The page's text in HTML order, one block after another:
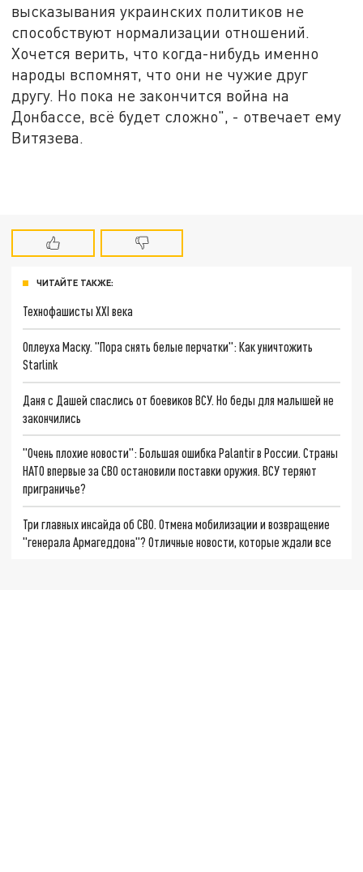
высказывания украинских политиков не
способствуют нормализации отношений.
Хочется верить, что когда-нибудь именно
народы вспомнят, что они не чужие друг
другу. Но пока не закончится война на
Донбассе, всё будет сложно", - отвечает ему
Витязева.
ЧИТАЙТЕ ТАКЖЕ:
Технофашисты XXI века
Оплеуха Маску. "Пора снять белые перчатки": Как уничтожить
Starlink
Даня с Дашей спаслись от боевиков ВСУ. Но беды для малышей не
закончились
"Очень плохие новости": Большая ошибка Palantir в России. Страны
НАТО впервые за СВО остановили поставки оружия. ВСУ теряют
приграничье?
Три главных инсайда об СВО. Отмена мобилизации и возвращение
"генерала Армагеддона"? Отличные новости, которые ждали все